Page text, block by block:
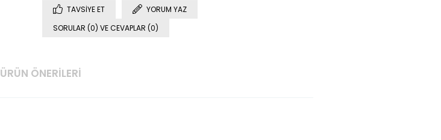
TAVSIYE ET
YORUM YAZ
SORULAR (0) VE CEVAPLAR (0)
ÜRÜN ÖNERILERI